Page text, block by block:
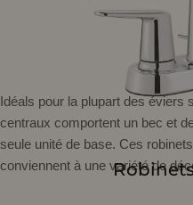
Idéals pour la plupart des éviers
centraux comportent un bec et
seule unité de base. Ces
conviennent à une variété de